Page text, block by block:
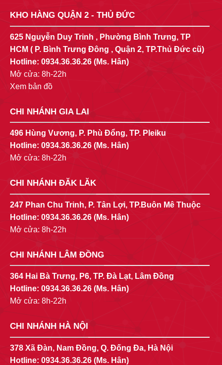
KHO HÀNG QUẬN 2 - THỦ ĐỨC
625 Nguyễn Duy Trinh , Phường Bình Trưng, TP
HCM ( P. Bình Trưng Đông , Quận 2, TP.Thủ Đức cũ)
Hotline: 0934.36.36.26 (Ms. Hân)
Mở cửa: 8h-22h
Xem bản đồ
CHI NHÁNH GIA LAI
496 Hùng Vương, P. Phù Đổng, TP. Pleiku
Hotline: 0934.36.36.26 (Ms. Hân)
Mở cửa: 8h-22h
CHI NHÁNH ĐĂK LĂK
247 Phan Chu Trinh, P. Tân Lợi, TP.Buôn Mê Thuộc
Hotline: 0934.36.36.26 (Ms. Hân)
Mở cửa: 8h-22h
CHI NHÁNH LÂM ĐỒNG
364 Hai Bà Trưng, P6, TP. Đà Lạt, Lâm Đồng
Hotline: 0934.36.36.26 (Ms. Hân)
Mở cửa: 8h-22h
CHI NHÁNH HÀ NỘI
378 Xã Đàn, Nam Đồng, Q. Đống Đa, Hà Nội
Hotline: 0934.36.36.26 (Ms. Hân)